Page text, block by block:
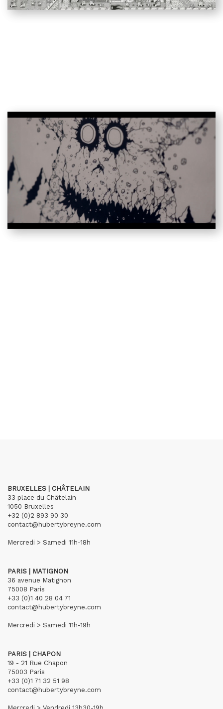
BRUXELLES | CHÂTELAIN
33 place du Châtelain
1050 Bruxelles
+32 (0)2 893 90 30
contact@hubertybreyne.com
Mercredi > Samedi 11h-18h
PARIS | MATIGNON
36 avenue Matignon
75008 Paris
+33 (0)1 40 28 04 71
contact@hubertybreyne.com
Mercredi > Samedi 11h-19h
PARIS | CHAPON
19 - 21 Rue Chapon
75003 Paris
+33 (0)1 71 32 51 98
contact@hubertybreyne.com